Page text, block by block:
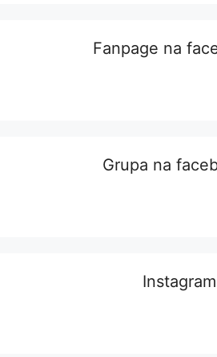
Fanpage na
Grupa na
Instagram